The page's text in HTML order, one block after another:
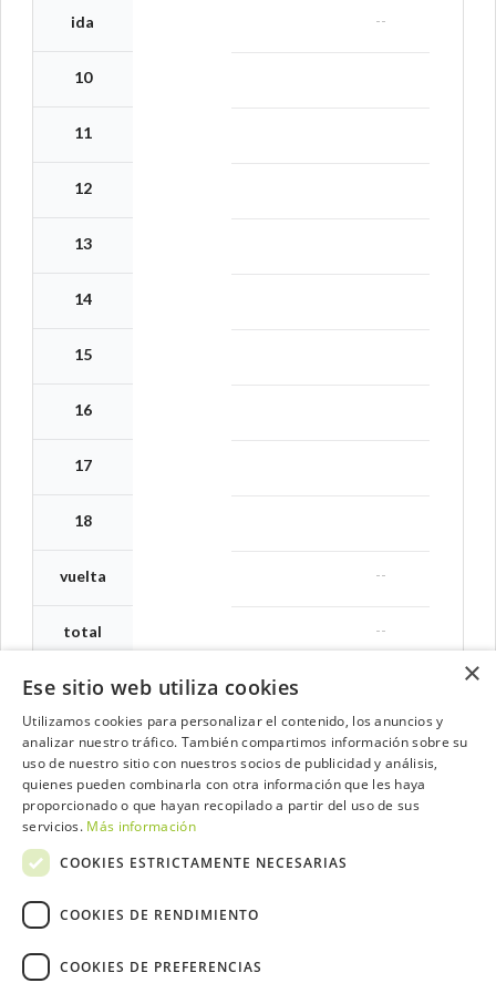
ida
10
11
12
13
14
15
16
17
18
vuelta
total
--
--
--
Contacta con el equipo de NextCaddy
Opina Contacta
×
Ese sitio web utiliza cookies
Utilizamos cookies para personalizar el contenido, los anuncios y
analizar nuestro tráfico. También compartimos información sobre su
uso de nuestro sitio con nuestros socios de publicidad y análisis,
quienes pueden combinarla con otra información que les haya
proporcionado o que hayan recopilado a partir del uso de sus
servicios. Más información
COOKIES ESTRICTAMENTE NECESARIAS
COOKIES DE RENDIMIENTO
COOKIES DE PREFERENCIAS